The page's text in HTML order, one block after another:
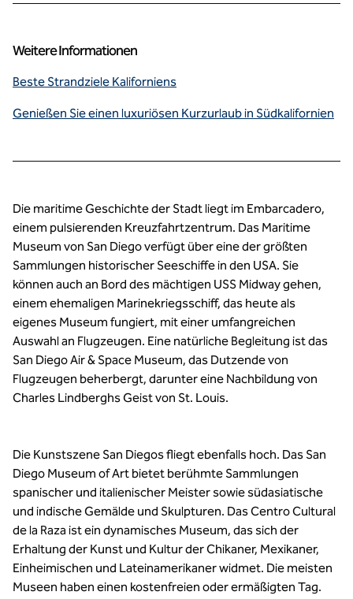
Weitere Informationen
Beste Strandziele Kaliforniens
Genießen Sie einen luxuriösen Kurzurlaub in Südkalifornien
Die maritime Geschichte der Stadt liegt im Embarcadero,
einem pulsierenden Kreuzfahrtzentrum. Das Maritime
Museum von San Diego verfügt über eine der größten
Sammlungen historischer Seeschiffe in den USA. Sie
können auch an Bord des mächtigen USS Midway gehen,
einem ehemaligen Marinekriegsschiff, das heute als
eigenes Museum fungiert, mit einer umfangreichen
Auswahl an Flugzeugen. Eine natürliche Begleitung ist das
San Diego Air & Space Museum, das Dutzende von
Flugzeugen beherbergt, darunter eine Nachbildung von
Charles Lindberghs Geist von St. Louis.
Die Kunstszene San Diegos fliegt ebenfalls hoch. Das San
Diego Museum of Art bietet berühmte Sammlungen
spanischer und italienischer Meister sowie südasiatische
und indische Gemälde und Skulpturen. Das Centro Cultural
de la Raza ist ein dynamisches Museum, das sich der
Erhaltung der Kunst und Kultur der Chikaner, Mexikaner,
Einheimischen und Lateinamerikaner widmet. Die meisten
Museen haben einen kostenfreien oder ermäßigten Tag.